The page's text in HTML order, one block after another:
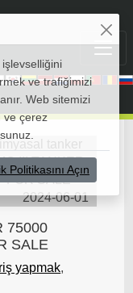
tanker
III TANKER
FOR SALE
2024-06-01
75000
SALE
yapmak,
ve trafiğimizi
Web sitemizi
ve çerez
Politikasını Açın